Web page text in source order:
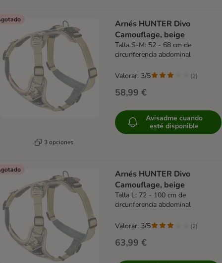
3 opciones
Arnés HUNTER Divo
Camouflage, beige
Talla S-M: 52 - 68 cm de
circunferencia abdominal
58,99 €
Valorar: 3/5 (2)
Avisadme cuando
esté disponible
Arnés HUNTER Divo
Camouflage, beige
Talla L: 72 - 100 cm de
circunferencia abdominal
63,99 €
Valorar: 3/5 (2)